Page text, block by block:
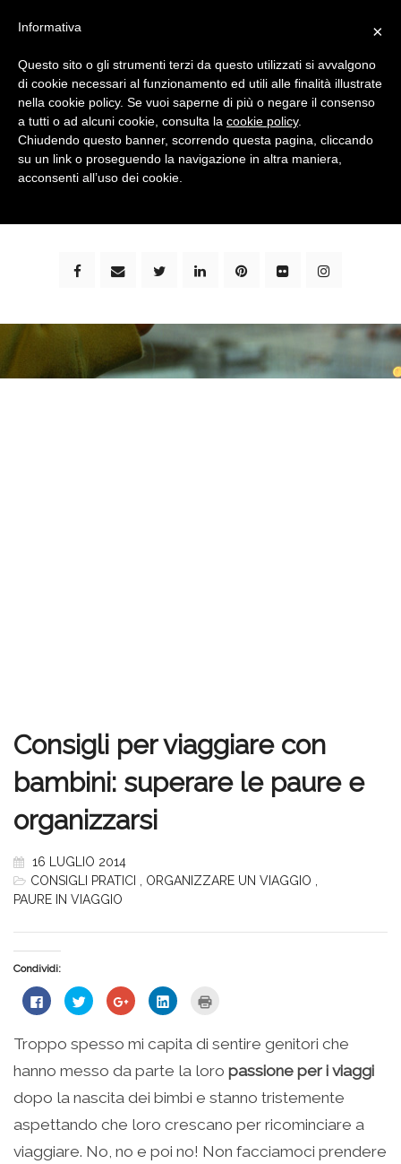
bimbi e viaggi - family travel blog: community #1 in
Consigli per viaggiare con
bambini: superare le paure e
organizzarsi
16 LUGLIO 2014
CONSIGLI PRATICI
ORGANIZZARE UN VIAGGIO
PAURE IN VIAGGIO
Condividi:
Fai
clic
su
Facebook
apre
una
nuova
finestra)
Fai
clic
condividere
su
Twitter
(Si
in
una
nuova
finestra)
Fai
clic
condividere
su
Google+
(Si
apre
in
una
nuova
finestra)
Fai
clic
condividere
su
LinkedIn
(Si
in
una
finestra)
stampare
(Si
in
una
nuova
finestra)
Troppo spesso mi capita di sentire genitori che
hanno messo da parte la loro passione per i viaggi
dopo la nascita dei bimbi e stanno tristemente
aspettando che loro crescano per ricominciare a
viaggiare. No, no e poi no! Non facciamoci prendere
×
Informativa
Questo sito o gli strumenti terzi da questo utilizzati si avvalgono
di cookie necessari al funzionamento ed utili alle finalità illustrate
nella cookie policy. Se vuoi saperne di più o negare il consenso
a tutti o ad alcuni cookie, consulta la cookie policy.
Chiudendo questo banner, scorrendo questa pagina, cliccando
su un link o proseguendo la navigazione in altra maniera,
acconsenti all’uso dei cookie.